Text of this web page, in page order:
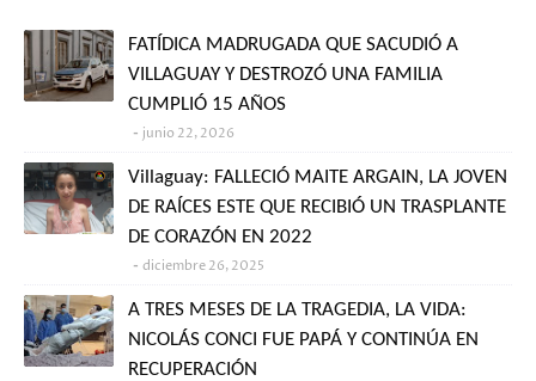
FATÍDICA MADRUGADA QUE SACUDIÓ A
VILLAGUAY Y DESTROZÓ UNA FAMILIA
CUMPLIÓ 15 AÑOS
junio 22, 2026
Villaguay: FALLECIÓ MAITE ARGAIN, LA JOVEN
DE RAÍCES ESTE QUE RECIBIÓ UN TRASPLANTE
DE CORAZÓN EN 2022
diciembre 26, 2025
A TRES MESES DE LA TRAGEDIA, LA VIDA:
NICOLÁS CONCI FUE PAPÁ Y CONTINÚA EN
RECUPERACIÓN